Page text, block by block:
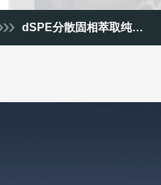
dSPE分散固相萃取纯化管